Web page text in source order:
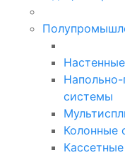
системы
Колонные